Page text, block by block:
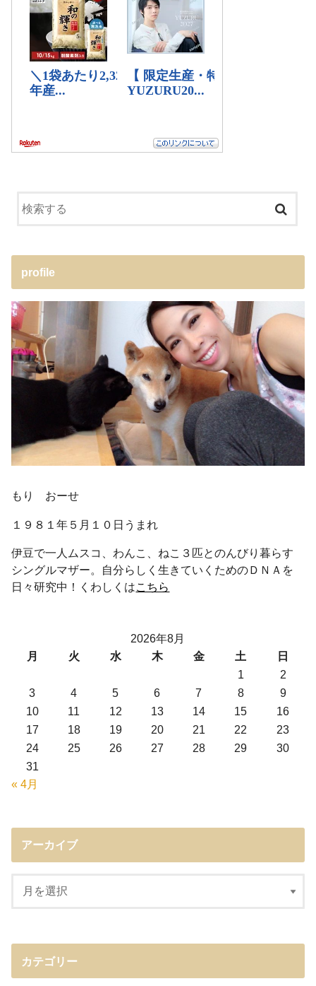
profile
もり おーせ
１９８１年５月１０日うまれ
伊豆で一人ムスコ、わんこ、ねこ３匹とのんびり暮らす
シングルマザー。自分らしく生きていくためのＤＮＡを
日々研究中！くわしくはこちら
2026年8月
月
火 水 木 金 土
日
1
2
3
4 5 6 7 8
9
10
11 12 13 14 15
16
17
18 19 20 21 22
23
24
25 26 27 28 29
30
31
« 4月
アーカイブ
カテゴリー